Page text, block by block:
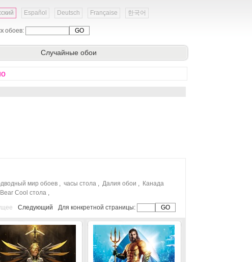
Español Deutsch Française 한국어
обоев:
Случайные обои
мир обоев , часы стола , Далия обои , Канада
Cool стола ,
Следующий Для конкретной страницы: